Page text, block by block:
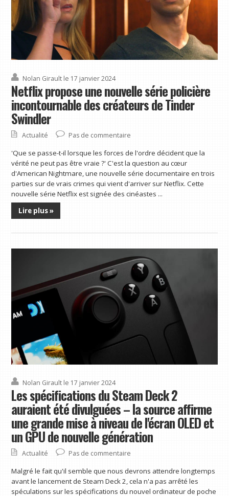
Nolan Girault le 17 janvier 2024
Netflix propose une nouvelle série policière
incontournable des créateurs de Tinder
Swindler
Actualité Pas de commentaire
'Que se passe-t-il lorsque les forces de l'ordre décident que la
vérité ne peut pas être vraie ?' C'est la question au cœur
d'American Nightmare, une nouvelle série documentaire en trois
parties sur de vrais crimes qui vient d'arriver sur Netflix. Cette
nouvelle série Netflix est signée des cinéastes ...
Lire plus »
Nolan Girault le 17 janvier 2024
Les spécifications du Steam Deck 2
auraient été divulguées – la source affirme
une grande mise à niveau de l'écran OLED et
un GPU de nouvelle génération
Actualité Pas de commentaire
Malgré le fait qu'il semble que nous devrons attendre longtemps
avant le lancement de Steam Deck 2, cela n'a pas arrêté les
spéculations sur les spécifications du nouvel ordinateur de poche